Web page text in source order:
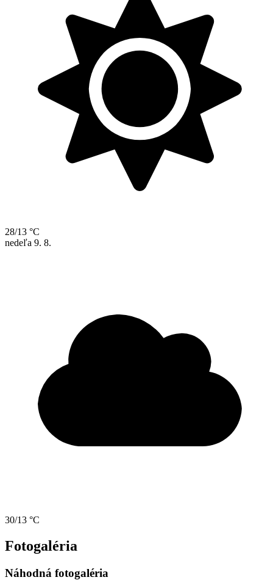
28/13 °C
nedeľa 9. 8.
30/13 °C
Fotogaléria
Náhodná fotogaléria